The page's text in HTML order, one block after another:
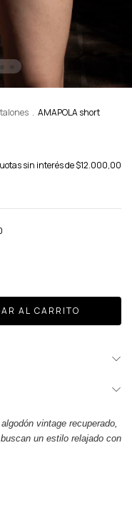
. AMAPOLA short
sin interés de$12.000,00
vintage recuperado,
un estilo relajado con